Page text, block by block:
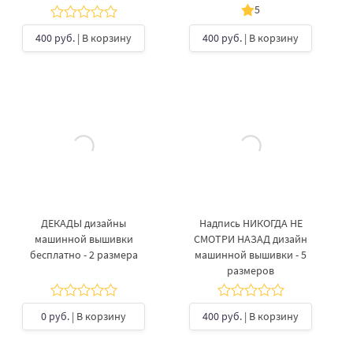
400 руб. | В корзину
5
400 руб. | В корзину
ДЕКАДЫ дизайны
машинной вышивки
бесплатно - 2 размера
0 руб. | В корзину
Надпись НИКОГДА НЕ
СМОТРИ НАЗАД дизайн
машинной вышивки - 5
размеров
400 руб. | В корзину